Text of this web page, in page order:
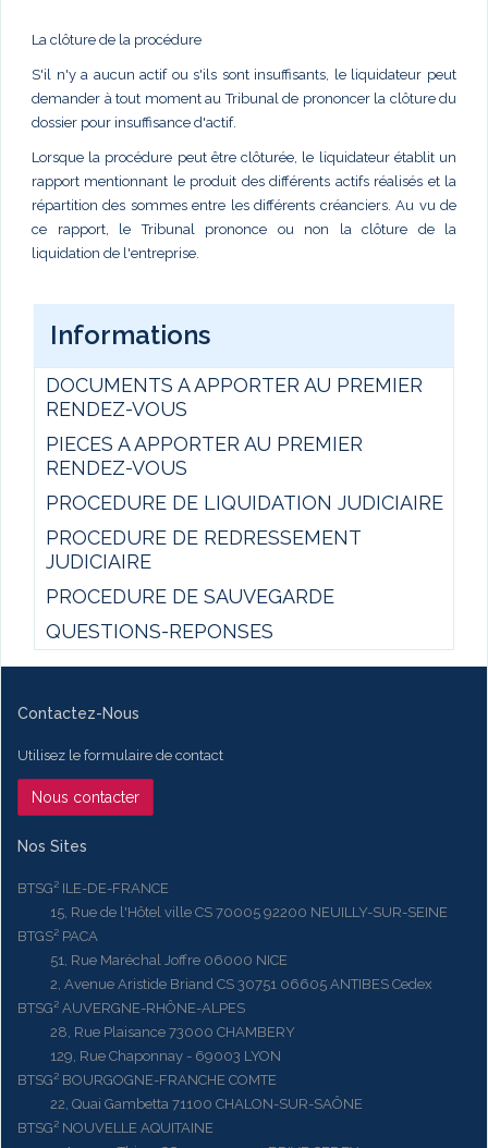
La clôture de la procédure
S'il n'y a aucun actif ou s'ils sont insuffisants, le liquidateur peut
demander à tout moment au Tribunal de prononcer la clôture du
dossier pour insuffisance d'actif.
Lorsque la procédure peut être clôturée, le liquidateur établit un
rapport mentionnant le produit des différents actifs réalisés et la
répartition des sommes entre les différents créanciers. Au vu de
ce rapport, le Tribunal prononce ou non la clôture de la
liquidation de l'entreprise.
Informations
DOCUMENTS A APPORTER AU PREMIER
RENDEZ-VOUS
PIECES A APPORTER AU PREMIER
RENDEZ-VOUS
PROCEDURE DE LIQUIDATION JUDICIAIRE
PROCEDURE DE REDRESSEMENT
JUDICIAIRE
PROCEDURE DE SAUVEGARDE
QUESTIONS-REPONSES
Contactez-Nous
Utilisez le formulaire de contact
Nous contacter
Nos Sites
BTSG² ILE-DE-FRANCE
15, Rue de l'Hôtel ville CS 70005 92200 NEUILLY-SUR-SEINE
BTGS² PACA
51, Rue Maréchal Joffre 06000 NICE
2, Avenue Aristide Briand CS 30751 06605 ANTIBES Cedex
BTSG² AUVERGNE-RHÔNE-ALPES
28, Rue Plaisance 73000 CHAMBERY
129, Rue Chaponnay - 69003 LYON
BTSG² BOURGOGNE-FRANCHE COMTE
22, Quai Gambetta 71100 CHALON-SUR-SAÔNE
BTSG² NOUVELLE AQUITAINE